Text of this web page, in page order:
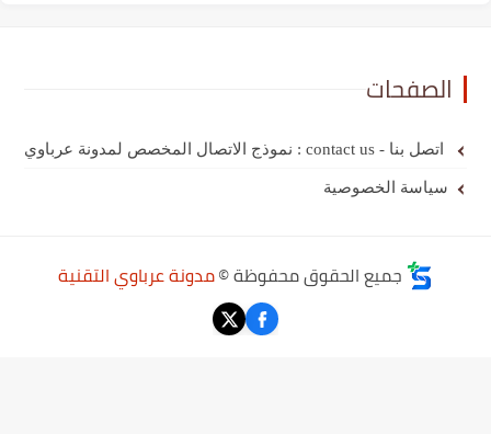
الصفحات
اتصل بنا - contact us : نموذج الاتصال المخصص لمدونة عرباوي
سياسة الخصوصية
جميع الحقوق محفوظة ©مدونة عرباوي التقنية